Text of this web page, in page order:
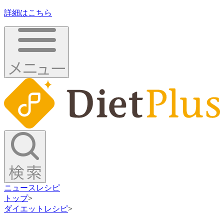
詳細はこちら
ニュース レシピ
トップ>
ダイエットレシピ>